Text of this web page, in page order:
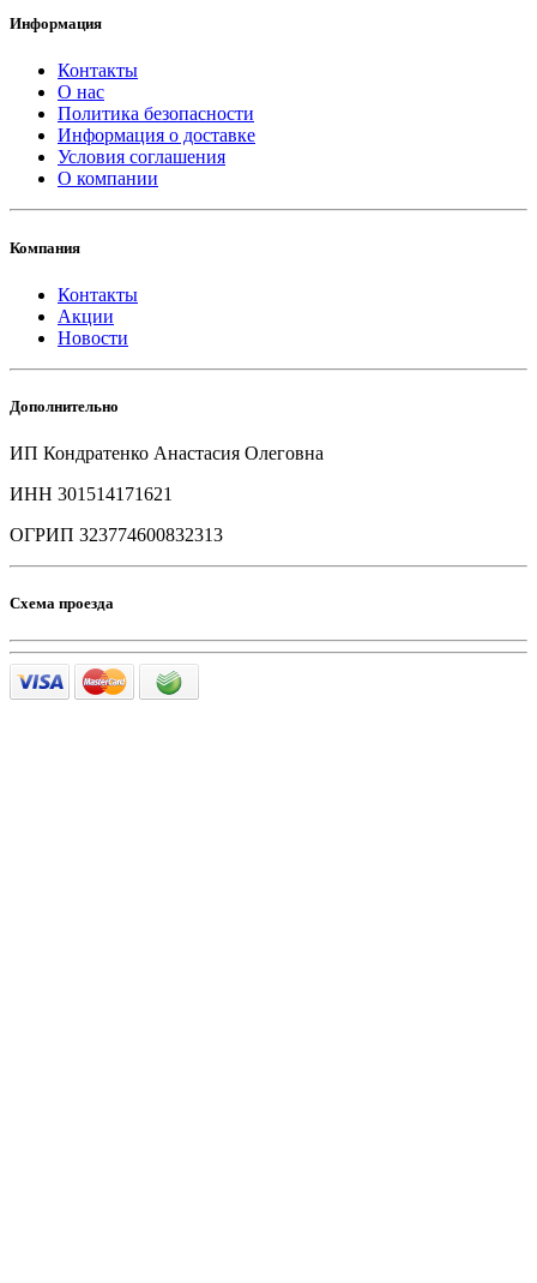
Информация
Контакты
О нас
Политика безопасности
Информация о доставке
Условия соглашения
О компании
Компания
Контакты
Акции
Новости
Дополнительно
ИП Кондратенко Анастасия Олеговна
ИНН 301514171621
ОГРИП 323774600832313
Схема проезда